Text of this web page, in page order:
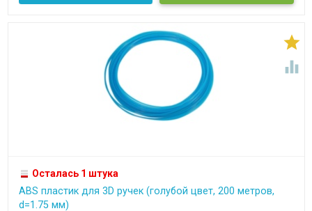


Осталась 1 штука
ABS пластик для 3D ручек (голубой цвет, 200 метров,
d=1.75 мм)